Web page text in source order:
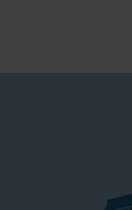
In „Untätowiert“
musikalischen
Flugbahn eines